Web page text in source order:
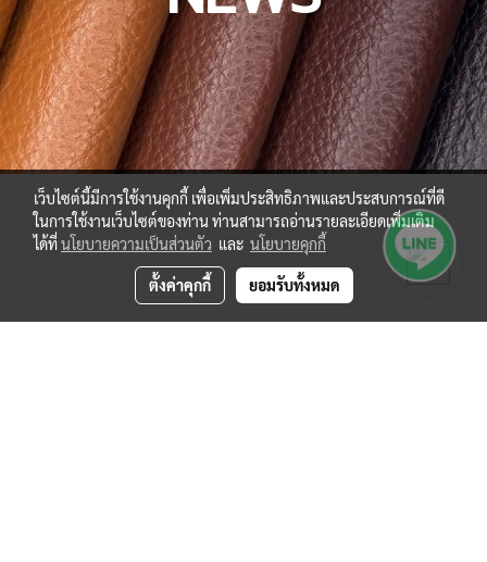
เว็บไซต์นี้มีการใช้งานคุกกี้ เพื่อเพิ่มประสิทธิภาพและประสบการณ์ที่ดี
ในการใช้งานเว็บไซต์ของท่าน ท่านสามารถอ่านรายละเอียดเพิ่มเติม
ได้ที่นโยบายความเป็นส่วนตัว และ นโยบายคุกกี้
ตั้งค่าคุกกี้ ยอมรับทั้งหมด